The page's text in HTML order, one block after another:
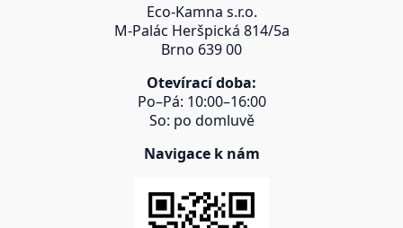
Eco-Kamna s.r.o.
M-Palác Heršpická 814/5a
Brno 639 00
Otevírací doba:
Po–Pá: 10:00–16:00
So: po domluvě
Navigace k nám